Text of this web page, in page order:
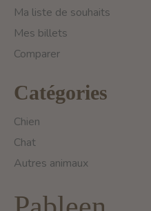
Ma liste de souhaits
Mes billets
Comparer
Catégories
Chien
Chat
Autres animaux